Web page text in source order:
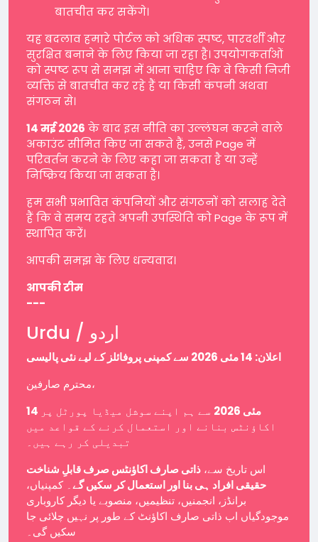
बातचीत कर सकेंगे।
यह बदलाव हमारे पोर्टल को अधिक स्पष्ट, पारदर्शी और
सुरक्षित बनाने के लिए किया जा रहा है। उपयोगकर्ताओं
को स्पष्ट रूप से समझ में आना चाहिए कि वे किसी निजी
व्यक्ति से बातचीत कर रहे हैं या किसी कंपनी अथवा
संगठन से।
14 मई 2026 के बाद इस नीति का उल्लंघन करने वाले
अकाउंट सीमित किए जा सकते हैं, उनसे Page में
परिवर्तन करने के लिए कहा जा सकता है या उन्हें
निष्क्रिय किया जा सकता है।
हम सभी प्रभावित कंपनियों और संगठनों को सलाह देते
हैं कि वे समय रहते अपनी उपस्थिति को Page के रूप में
स्थापित करें।
आपकी समझ के लिए धन्यवाद।
आपकी टीम
---
Urdu / اردو
اعلان: 14 مئی 2026 سے کمپنی پروفائلز کے لیے نئی پالیسی
محترم صارفین،
14 مئی 2026
سے ہم اپنے سوشل میڈیا پورٹل پر
اکاؤنٹس بنانے اور استعمال کرنے کے قواعد میں
تبدیلی کر رہے ہیں۔
اس تاریخ سے، ذاتی صارف اکاؤنٹس صرف قابلِ شناخت
حقیقی افراد ہی بنا اور استعمال کر سکیں گے۔ کمپنیاں،
برانڈز، انجمنیں، تنظیمیں، منصوبے یا دیگر کاروباری
موجودگیاں اب ذاتی صارف اکاؤنٹ کے طور پر نہیں چلائی جا
سکیں گی۔